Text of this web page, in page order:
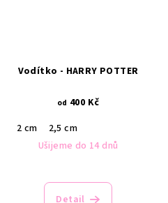
Vodítko - HARRY POTTER
od 400 Kč
2 cm
2,5 cm
Ušijeme do 14 dnů
Detail